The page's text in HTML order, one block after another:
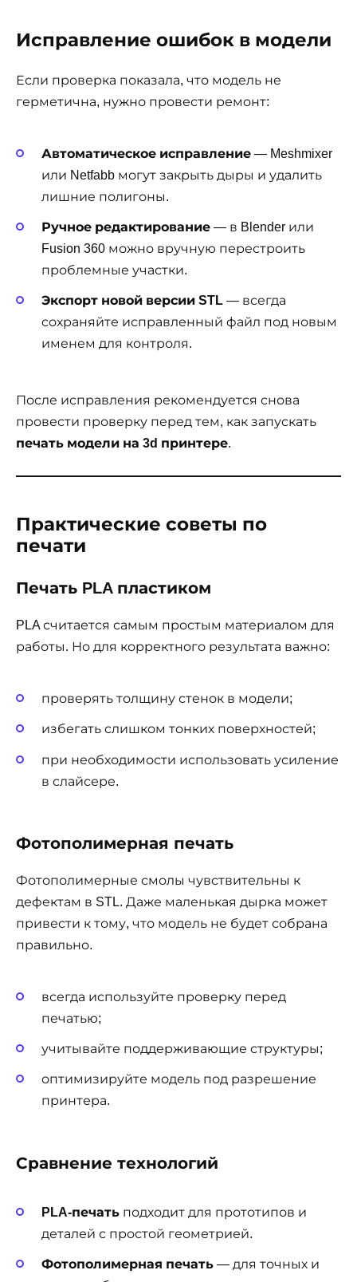
Исправление ошибок в модели
Если проверка показала, что модель не
герметична, нужно провести ремонт:
Автоматическое исправление — Meshmixer
или Netfabb могут закрыть дыры и удалить
лишние полигоны.
Ручное редактирование — в Blender или
Fusion 360 можно вручную перестроить
проблемные участки.
Экспорт новой версии STL — всегда
сохраняйте исправленный файл под новым
именем для контроля.
После исправления рекомендуется снова
провести проверку перед тем, как запускать
печать модели на 3d принтере.
Практические советы по
печати
Печать PLA пластиком
PLA считается самым простым материалом для
работы. Но для корректного результата важно:
проверять толщину стенок в модели;
избегать слишком тонких поверхностей;
при необходимости использовать усиление
в слайсере.
Фотополимерная печать
Фотополимерные смолы чувствительны к
дефектам в STL. Даже маленькая дырка может
привести к тому, что модель не будет собрана
правильно.
всегда используйте проверку перед
печатью;
учитывайте поддерживающие структуры;
оптимизируйте модель под разрешение
принтера.
Сравнение технологий
PLA-печать подходит для прототипов и
деталей с простой геометрией.
Фотополимерная печать — для точных и